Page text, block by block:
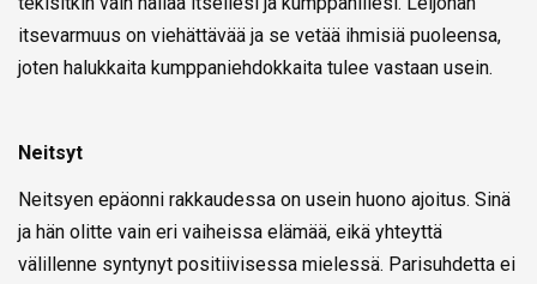
itsevarmuus on viehättävää ja se vetää ihmisiä puoleensa,
joten halukkaita kumppaniehdokkaita tulee vastaan usein.
Neitsyt
Neitsyen epäonni rakkaudessa on usein huono ajoitus. Sinä
ja hän olitte vain eri vaiheissa elämää, eikä yhteyttä
välillenne syntynyt positiivisessa mielessä. Parisuhdetta ei